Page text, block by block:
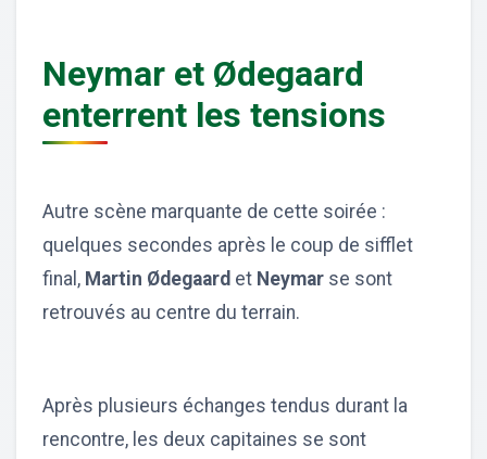
Neymar et Ødegaard
enterrent les tensions
Autre scène marquante de cette soirée :
quelques secondes après le coup de sifflet
final, Martin Ødegaard et Neymar se sont
retrouvés au centre du terrain.
Après plusieurs échanges tendus durant la
rencontre, les deux capitaines se sont